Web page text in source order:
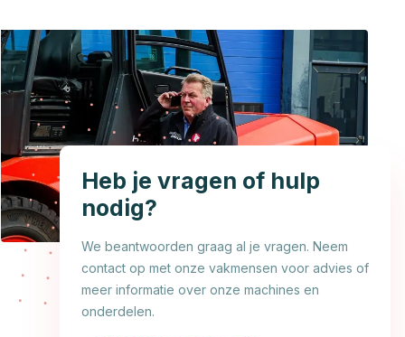
Heb je vragen of hulp
nodig?
We beantwoorden graag al je vragen. Neem
contact op met onze vakmensen voor advies of
meer informatie over onze machines en
onderdelen.